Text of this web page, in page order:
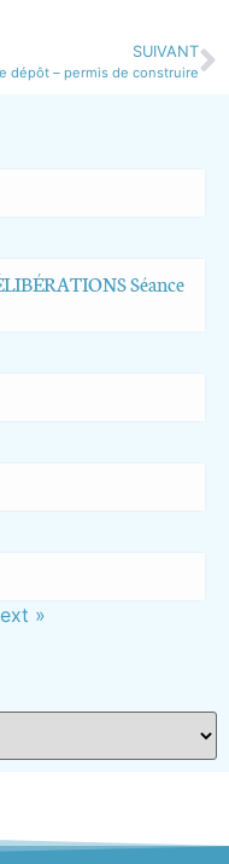
SUIVANT
dépôt – permis de construire
Séance
»